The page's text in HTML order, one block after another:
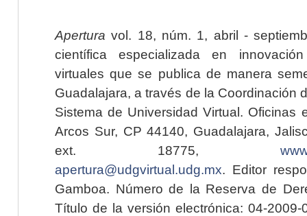
Apertura vol. 18, núm. 1, abril -
científica especializada en
virtuales que se publica de manera
Guadalajara, a través de la Coordinación
Sistema de Universidad Virtual. Oficinas
Arcos Sur, CP 44140, Guadalajara,
ext. 18775,
apertura@udgvirtual.udg.mx. Editor
Gamboa. Número de la Reserva de
Título de la versión electrónica: 04-2009-